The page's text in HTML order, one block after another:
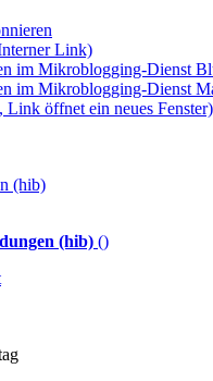
Link)
im Mikroblogging-Dienst
im Mikroblogging-Dienst
öffnet ein neues Fenster)
(hib)
(hib) ()